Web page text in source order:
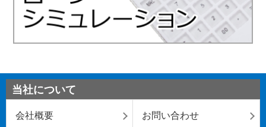
当社について
会社概要 お問い合わせ